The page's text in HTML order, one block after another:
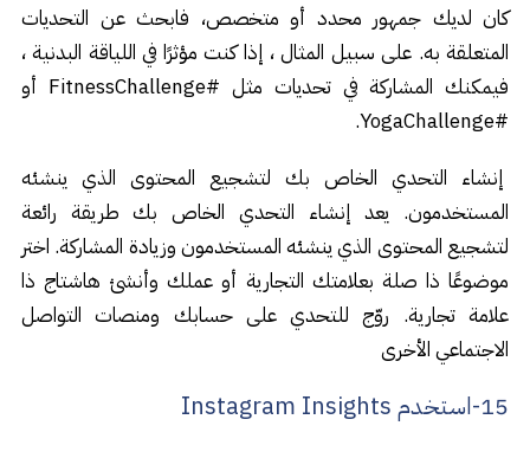
كان لديك جمهور محدد أو متخصص، فابحث عن التحديات
المتعلقة به. على سبيل المثال ، إذا كنت مؤثرًا في اللياقة البدنية ،
فيمكنك المشاركة في تحديات مثل #FitnessChallenge أو
#YogaChallenge.
إنشاء التحدي الخاص بك لتشجيع المحتوى الذي ينشئه
المستخدمون. يعد إنشاء التحدي الخاص بك طريقة رائعة
لتشجيع المحتوى الذي ينشئه المستخدمون وزيادة المشاركة. اختر
موضوعًا ذا صلة بعلامتك التجارية أو عملك وأنشئ هاشتاج ذا
علامة تجارية. روّج للتحدي على حسابك ومنصات التواصل
الاجتماعي الأخرى
15-استخدم Instagram Insights